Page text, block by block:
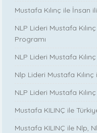
Mustafa Kılınç ile İnsan
NLP Lideri Mustafa
Programı
NLP Lideri Mustafa
Nlp Lideri Mustafa
NLP Lideri Mustafa
Mustafa KILINÇ ile
Mustafa KILINÇ ile Nlp,